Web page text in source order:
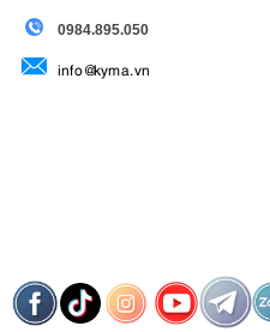
0984.895.050
info@kyma.vn